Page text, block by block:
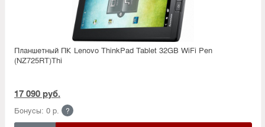
Планшетный ПК Lenovo ThinkPad Tablet 32GB WiFi Pen
(NZ725RT)Thi
17 090 руб.
Бонусы: 0 р. ?